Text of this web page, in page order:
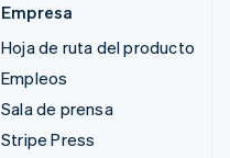
Empresa
Hoja de ruta del producto
Empleos
Sala de prensa
Stripe Press